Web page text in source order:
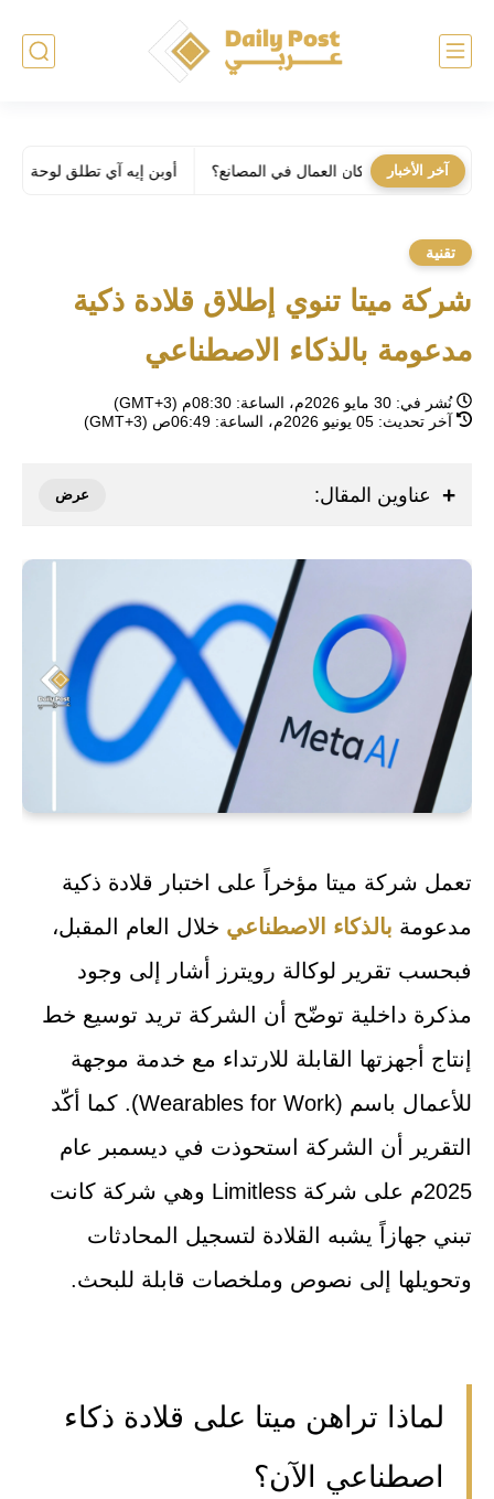
آخر الأخبار أوبن إيه آي تطلق لوحة مفاتيح بـ 230$ خاصة لـ كودكس
تقنية
شركة ميتا تنوي إطلاق قلادة ذكية
مدعومة بالذكاء الاصطناعي
نُشر في: 30 مايو 2026م، الساعة: 08:30م (GMT+3)
آخر تحديث: 05 يونيو 2026م، الساعة: 06:49ص (GMT+3)
عناوين المقال:
تعمل شركة ميتا مؤخراً على اختبار قلادة ذكية
مدعومة بالذكاء الاصطناعي خلال العام المقبل،
فبحسب تقرير لوكالة رويترز أشار إلى وجود
مذكرة داخلية توضّح أن الشركة تريد توسيع خط
إنتاج أجهزتها القابلة للارتداء مع خدمة موجهة
للأعمال باسم (Wearables for Work). كما أكّد
التقرير أن الشركة استحوذت في ديسمبر عام
2025م على شركة Limitless وهي شركة كانت
تبني جهازاً يشبه القلادة لتسجيل المحادثات
وتحويلها إلى نصوص وملخصات قابلة للبحث.
لماذا تراهن ميتا على قلادة ذكاء
اصطناعي الآن؟